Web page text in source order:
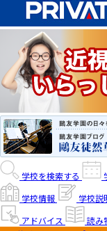
学校を検索する
学校情報
学校説
アドバイス
読み